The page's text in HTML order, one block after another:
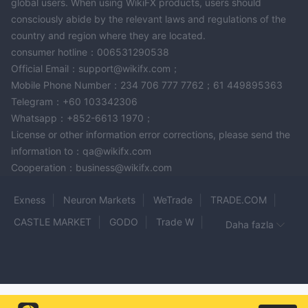
seçenekleri hızlı sorun çözümünü engelleyebilir. Ayrıca, eğitim
kaynaklarının eksikliği ve şirket politikalarıyla ilgili şeffaflık,
yatırımcıların karar verme sürecini engelleyebilir. Daha güvenli
bir ticaret deneyimi için yatırımcılara CTFX hakkında detaylı
araştırma yapmaları ve dikkatli olmaları önerilir.
SSS
S: CTFX düzenleniyor mu?
C: Hayır, CTFX tanınmış finansal düzenleyici otoritelerin denetimi
olmadan faaliyet göstermektedir.
S: CTFX hangi hesap türlerini sunuyor?
C: CTFX, İşletme, Lüks, Pro ve Başlangıç hesapları olmak üzere
deneyim seviyelerine hitap etmektedir.
sermayenin tamamının kaybedilme olasılığı vardır. Her yatırımcı
global users. When using WikiFX products, users should
consciously abide by the relevant laws and regulations of the
country and region where they are located.
consumer hotline：006531290538
Official Email：support@wikifx.com；
Mobile Phone Number：234 706 777 7762；61 449895363
Telegram：+60 103342306
Whatsapp：+852-6613 1970；
License or other information error corrections, please send the
information to：qa@wikifx.com
Cooperation：business@wikifx.com
Exness Neuron Markets WeTrade
TRADE.COM
CASTLE MARKET
GODO
Trade W
bkfx
Ozenfx Capital Crest IRONBEAM
Atallia
Daha fazla